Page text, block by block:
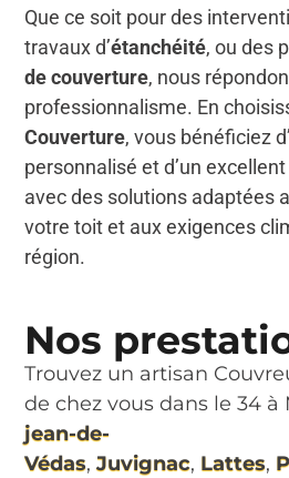
Que ce soit pour des
travaux d’étanchéité, ou des
de couverture, nous
professionnalisme. En
Couverture, vous bénéficiez
personnalisé et d’un
avec des solutions adaptées
votre toit et aux exigences
région.
Nos
Trouvez un artisan
de chez vous dans le 34
jean-de-
Védas,Juvignac, Lattes,